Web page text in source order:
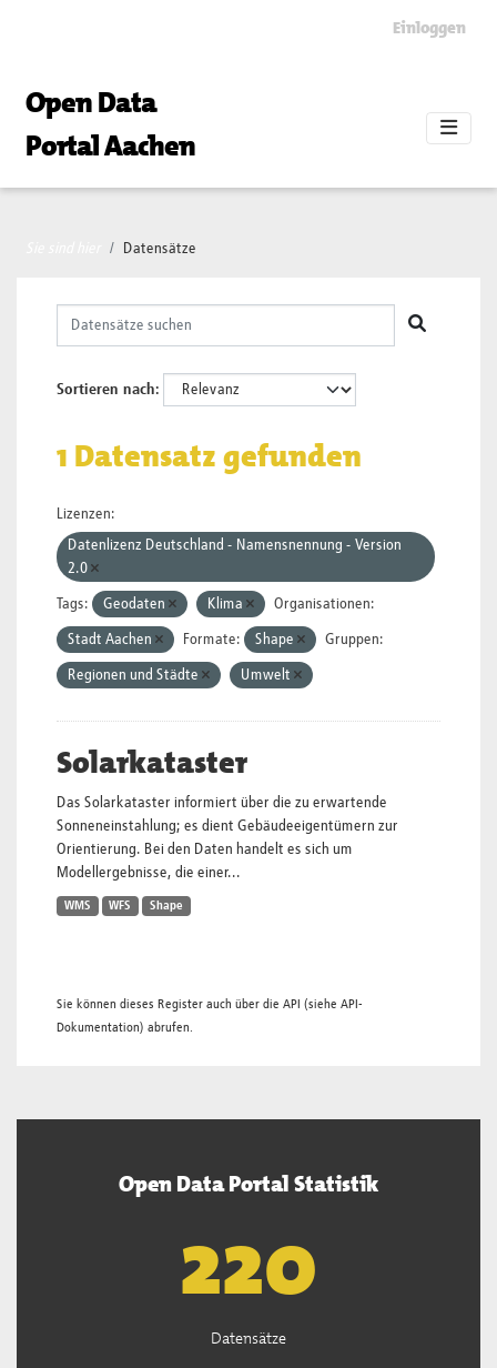
Einloggen
Open Data
Portal Aachen
Datensätze
Sortieren nach
1 Datensatz gefunden
Lizenzen:
Datenlizenz Deutschland - Namensnennung - Version
2.0
Tags: Geodaten Klima Organisationen:
Stadt Aachen Formate: Shape Gruppen:
Regionen und Städte Umwelt
Solarkataster
Das Solarkataster informiert über die zu erwartende
Sonneneinstahlung; es dient Gebäudeeigentümern zur
Orientierung. Bei den Daten handelt es sich um
Modellergebnisse, die einer...
WMS WFS Shape
Sie können dieses Register auch über die API (siehe API-
Dokumentation) abrufen.
Open Data Portal Statistik
222
Datensätze